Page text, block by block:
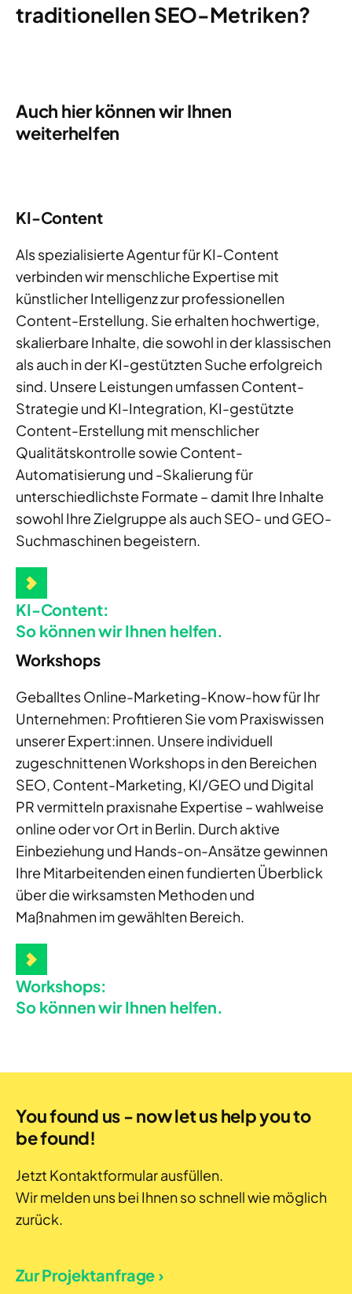
traditionellen SEO-Metriken?
Auch hier können wir Ihnen
weiterhelfen
KI-Content
Als spezialisierte Agentur für KI-Content
verbinden wir menschliche Expertise mit
künstlicher Intelligenz zur professionellen
Content-Erstellung. Sie erhalten hochwertige,
skalierbare Inhalte, die sowohl in der klassischen
als auch in der KI-gestützten Suche erfolgreich
sind. Unsere Leistungen umfassen Content-
Strategie und KI-Integration, KI-gestützte
Content-Erstellung mit menschlicher
Qualitätskontrolle sowie Content-
Automatisierung und -Skalierung für
unterschiedlichste Formate – damit Ihre Inhalte
sowohl Ihre Zielgruppe als auch SEO- und GEO-
Suchmaschinen begeistern.
KI-Content:
So können wir Ihnen helfen.
Workshops
Geballtes Online-Marketing-Know-how für Ihr
Unternehmen: Profitieren Sie vom Praxiswissen
unserer Expert:innen. Unsere individuell
zugeschnittenen Workshops in den Bereichen
SEO, Content-Marketing, KI/GEO und Digital
PR vermitteln praxisnahe Expertise – wahlweise
online oder vor Ort in Berlin. Durch aktive
Einbeziehung und Hands-on-Ansätze gewinnen
Ihre Mitarbeitenden einen fundierten Überblick
über die wirksamsten Methoden und
Maßnahmen im gewählten Bereich.
Workshops:
So können wir Ihnen helfen.
You found us - now let us help you to
be found!
Jetzt Kontaktformular ausfüllen.
Wir melden uns bei Ihnen so schnell wie möglich
zurück.
Zur Projektanfrage ›